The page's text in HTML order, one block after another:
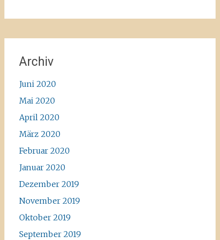
Archiv
Juni 2020
Mai 2020
April 2020
März 2020
Februar 2020
Januar 2020
Dezember 2019
November 2019
Oktober 2019
September 2019